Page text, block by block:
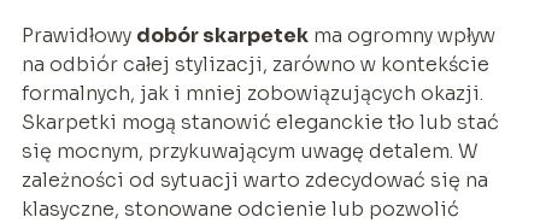
Prawidłowy dobór skarpetekma ogromny wpływ
na odbiór całej stylizacji, zarówno w kontekście
formalnych, jak i mniej zobowiązujących okazji.
Skarpetki mogą stanowić eleganckie tło lub stać
się mocnym, przykuwającym uwagę detalem. W
zależności od sytuacji warto zdecydować się na
klasyczne, stonowane odcienie lub pozwolić